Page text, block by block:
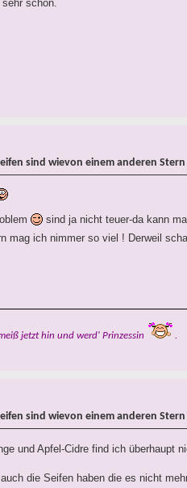
schön.
sind wievon einem anderen
sind ja nicht teuer-da kann
mag ich nimmer so viel ! Derweil
jetzt hin und werd' Prinzessin .
sind wievon einem anderen
und Apfel-Cidre find ich überhaupt
die Seifen haben die es nicht